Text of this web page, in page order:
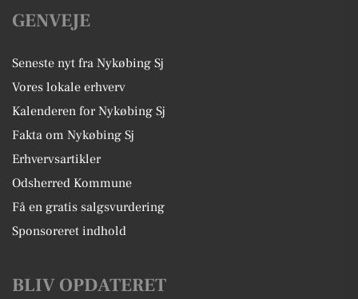
GENVEJE
Seneste nyt fra Nykøbing Sj
Vores lokale erhverv
Kalenderen for Nykøbing Sj
Fakta om Nykøbing Sj
Erhvervsartikler
Odsherred Kommune
Få en gratis salgsvurdering
Sponsoreret indhold
BLIV OPDATERET